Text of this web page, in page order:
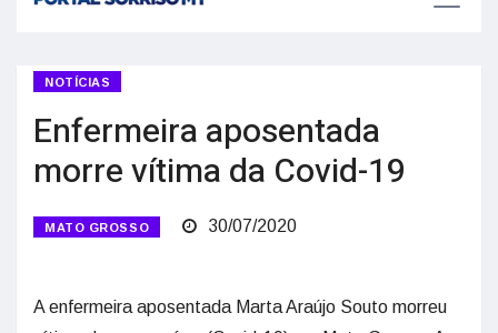
NOTÍCIAS
Enfermeira aposentada
morre vítima da Covid-19
MATO GROSSO 30/07/2020
A enfermeira aposentada Marta Araújo Souto morreu